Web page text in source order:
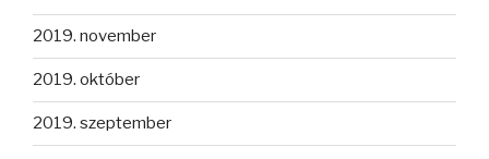
2019. november
2019. október
2019. szeptember